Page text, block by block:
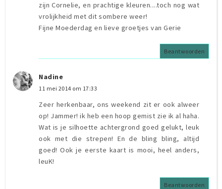
zijn Cornelie, en prachtige kleuren....toch nog wat
vrolijkheid met dit sombere weer!
Fijne Moederdag en lieve groetjes van Gerie
Beantwoorden
Nadine
11 mei 2014 om 17:33
Zeer herkenbaar, ons weekend zit er ook alweer
op! Jammer! ik heb een hoop gemist zie ik al haha.
Wat is je silhoette achtergrond goed gelukt, leuk
ook met die strepen! En de bling bling, altijd
goed! Ook je eerste kaart is mooi, heel anders,
leuK!
Beantwoorden